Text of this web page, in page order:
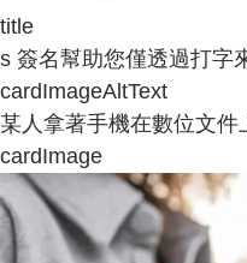
title
s 簽名幫助您僅透過打字
cardImageAltText
某人拿著手機在數位文件
cardImage